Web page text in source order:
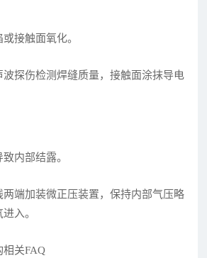
接触面氧化。
探伤检测焊缝质量，接触面涂抹导电
内部结露。
端加装微正压装置，保持内部气压略
入。
相关FAQ